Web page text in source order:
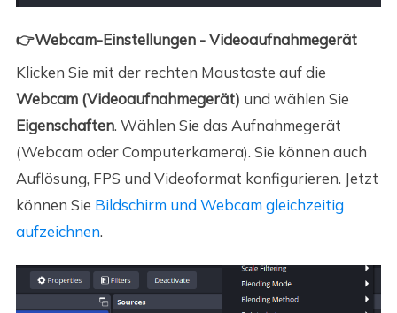
👉Webcam-Einstellungen - Videoaufnahmegerät
Klicken Sie mit der rechten Maustaste auf die
Webcam (Videoaufnahmegerät) und wählen Sie
Eigenschaften. Wählen Sie das Aufnahmegerät
(Webcam oder Computerkamera). Sie können auch
Auflösung, FPS und Videoformat konfigurieren. Jetzt
können Sie Bildschirm und Webcam gleichzeitig
aufzeichnen.